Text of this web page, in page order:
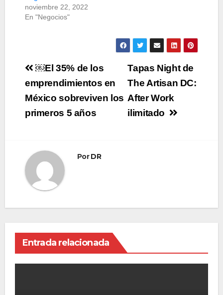
noviembre 22, 2022
En "Negocios"
Navegación
de
entradas
Tapas Night de
The Artisan DC:
After Work
ilimitado
￼El 35% de los
emprendimientos en
México sobreviven los
primeros 5 años
PorDR
Entrada relacionada